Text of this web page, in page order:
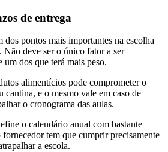
de entrega
dos pontos mais importantes na escolha
deve ser o único fator a ser
um dos que terá mais peso.
alimentícios pode comprometer o
cantina, e o mesmo vale em caso de
o cronograma das aulas.
o calendário anual com bastante
fornecedor tem que cumprir precisamente
a escola.